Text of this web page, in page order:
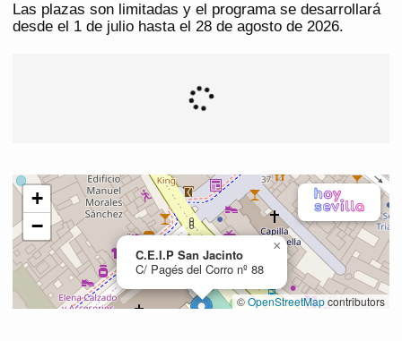
Las plazas son limitadas y el programa se desarrollará
desde el 1 de julio hasta el 28 de agosto de 2026.